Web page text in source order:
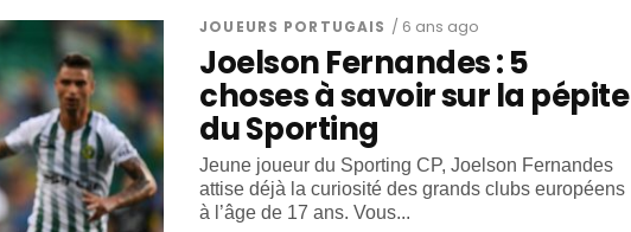
JOUEURS PORTUGAIS / 6 ans ago
Joelson Fernandes : 5
choses à savoir sur la pépite
du Sporting
Jeune joueur du Sporting CP, Joelson Fernandes
attise déjà la curiosité des grands clubs européens
à l’âge de 17 ans. Vous...